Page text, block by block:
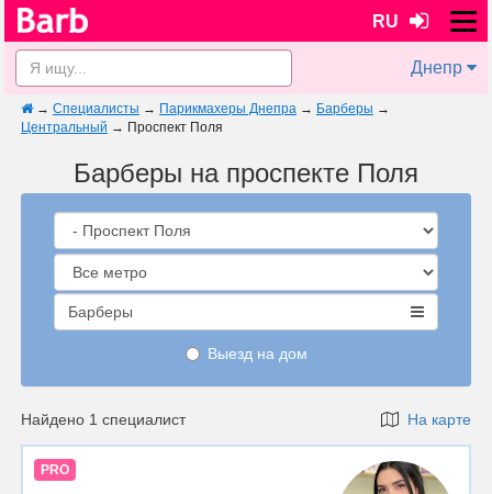
RU
Днепр
→ Специалисты → Парикмахеры Днепра → Барберы →
Центральный → Проспект Поля
Барберы на проспекте Поля
Барберы
Выезд на дом
Найдено 1 специалист На карте
PRO